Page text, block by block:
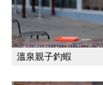
溫泉親子釣蝦